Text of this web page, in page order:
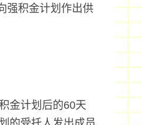
强积金计划作出供
金计划后的60天